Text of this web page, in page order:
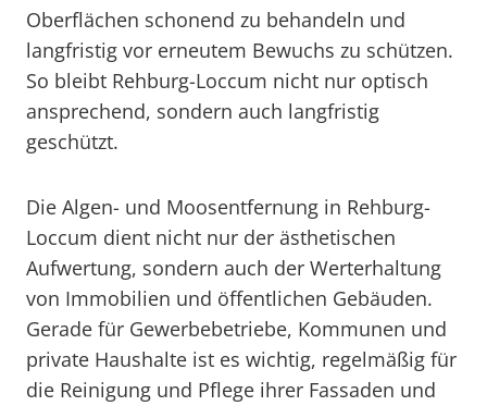
Oberflächen schonend zu behandeln und
langfristig vor erneutem Bewuchs zu schützen.
So bleibt Rehburg-Loccum nicht nur optisch
ansprechend, sondern auch langfristig
geschützt.
Die Algen- und Moosentfernung in Rehburg-
Loccum dient nicht nur der ästhetischen
Aufwertung, sondern auch der Werterhaltung
von Immobilien und öffentlichen Gebäuden.
Gerade für Gewerbebetriebe, Kommunen und
private Haushalte ist es wichtig, regelmäßig für
die Reinigung und Pflege ihrer Fassaden und